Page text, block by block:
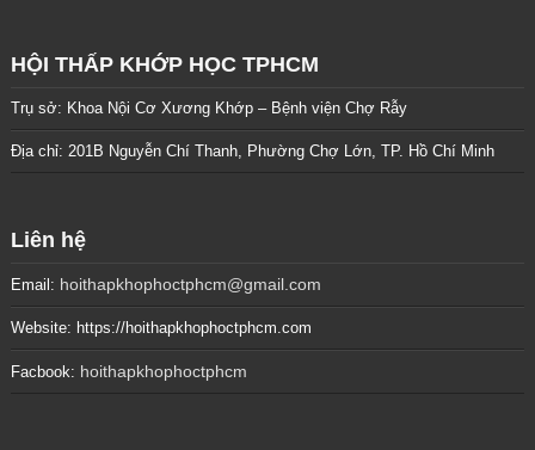
HỘI THẤP KHỚP HỌC TPHCM
Trụ sở: Khoa Nội Cơ Xương Khớp – Bệnh viện Chợ Rẫy
Địa chỉ: 201B Nguyễn Chí Thanh, Phường Chợ Lớn, TP. Hồ Chí Minh
Liên hệ
Email: hoithapkhophoctphcm@gmail.com
Website: https://hoithapkhophoctphcm.com
Facbook: hoithapkhophoctphcm